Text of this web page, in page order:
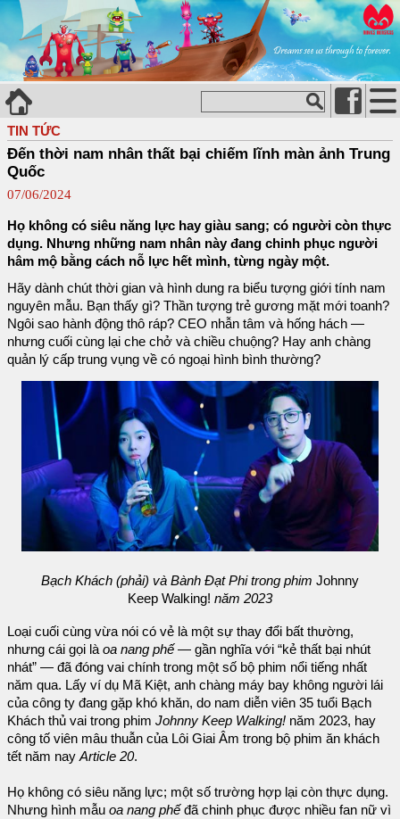
TIN TỨC
Đến thời nam nhân thất bại chiếm lĩnh màn ảnh Trung
Quốc
07/06/2024
Họ không có siêu năng lực hay giàu sang; có người còn thực
dụng. Nhưng những nam nhân này đang chinh phục người
hâm mộ bằng cách nỗ lực hết mình, từng ngày một.
Hãy dành chút thời gian và hình dung ra biểu tượng giới tính nam
nguyên mẫu. Bạn thấy gì? Thần tượng trẻ gương mặt mới toanh?
Ngôi sao hành động thô ráp? CEO nhẫn tâm và hống hách —
nhưng cuối cùng lại che chở và chiều chuộng? Hay anh chàng
quản lý cấp trung vụng về có ngoại hình bình thường?
Bạch Khách (phải) và Bành Đạt Phi trong phim Johnny
Keep Walking! năm 2023
Loại cuối cùng vừa nói có vẻ là một sự thay đổi bất thường,
nhưng cái gọi làoa nang phế — gần nghĩa với “kẻ thất bại nhút
nhát” — đã đóng vai chính trong một số bộ phim nổi tiếng nhất
năm qua. Lấy ví dụ Mã Kiệt, anh chàng máy bay không người lái
của công ty đang gặp khó khăn, do nam diễn viên 35 tuổi Bạch
Khách thủ vai trong phim Johnny Keep Walking! năm 2023, hay
công tố viên mâu thuẫn của Lôi Giai Âm trong bộ phim ăn khách
tết năm nayArticle 20.
Họ không có siêu năng lực; một số trường hợp lại còn thực dụng.
Nhưng hình mẫu oa nang phế đã chinh phục được nhiều fan nữ vì